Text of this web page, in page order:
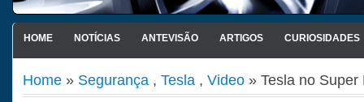
HOME NOTÍCIAS ANTEVISÃO ARTIGOS CURIOSIDADES
Home » Segurança , Tesla , Video » Tesla no Super